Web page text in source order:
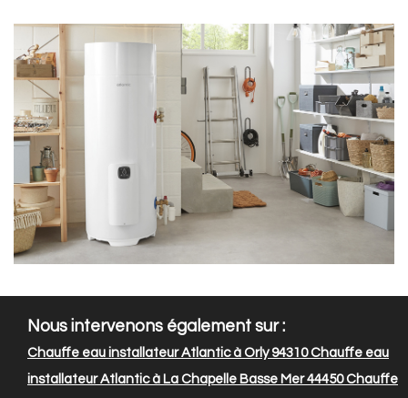
Nous intervenons également sur :
Chauffe eau installateur Atlantic à Orly 94310Chauffe eau
installateur Atlantic à La Chapelle Basse Mer 44450Chauffe